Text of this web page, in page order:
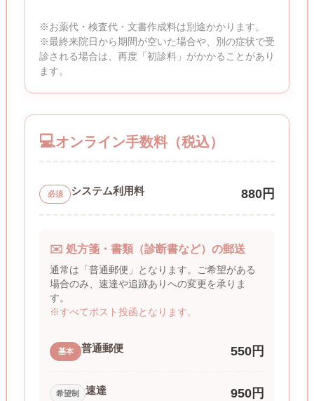
※お薬代・検査代・文書作成料は別途かかります。
※最終来院日から期間が空いた場合や、別の症状で受
診される場合は、再度「初診料」がかかることがあり
ます。
💻オンライン手数料（税込）
必須 システム利用料 880円
✉️ 処方箋・書類（診断書など）の郵送
通常は「普通郵便」となります。ご希望がある
場合のみ、速達や追跡ありへの変更を承りま
す。
※すべてポスト投函となります。
基本 普通郵便 550円
希望制 速達 950円